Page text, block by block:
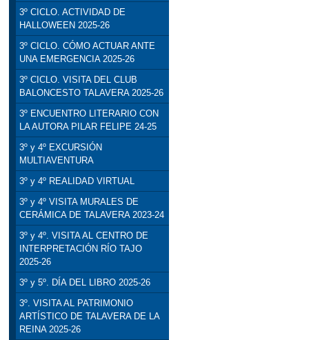
3º CICLO. ACTIVIDAD DE
HALLOWEEN 2025-26
3º CICLO. CÓMO ACTUAR ANTE
UNA EMERGENCIA 2025-26
3º CICLO. VISITA DEL CLUB
BALONCESTO TALAVERA 2025-26
3º ENCUENTRO LITERARIO CON
LA AUTORA PILAR FELIPE 24-25
3º y 4º EXCURSIÓN
MULTIAVENTURA
3º y 4º REALIDAD VIRTUAL
3º y 4º VISITA MURALES DE
CERÁMICA DE TALAVERA 2023-24
3º y 4º. VISITA AL CENTRO DE
INTERPRETACIÓN RÍO TAJO
2025-26
3º y 5º. DÍA DEL LIBRO 2025-26
3º. VISITA AL PATRIMONIO
ARTÍSTICO DE TALAVERA DE LA
REINA 2025-26